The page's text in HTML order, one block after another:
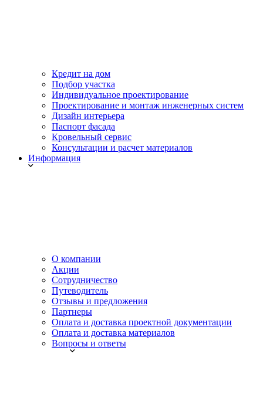
Кредит на дом
Подбор участка
Индивидуальное проектирование
Проектирование и монтаж инженерных систем
Дизайн интерьера
Паспорт фасада
Кровельный сервис
Консультации и расчет материалов
Информация
О компании
Акции
Сотрудничество
Путеводитель
Отзывы и предложения
Партнеры
Оплата и доставка проектной документации
Оплата и доставка материалов
Вопросы и ответы